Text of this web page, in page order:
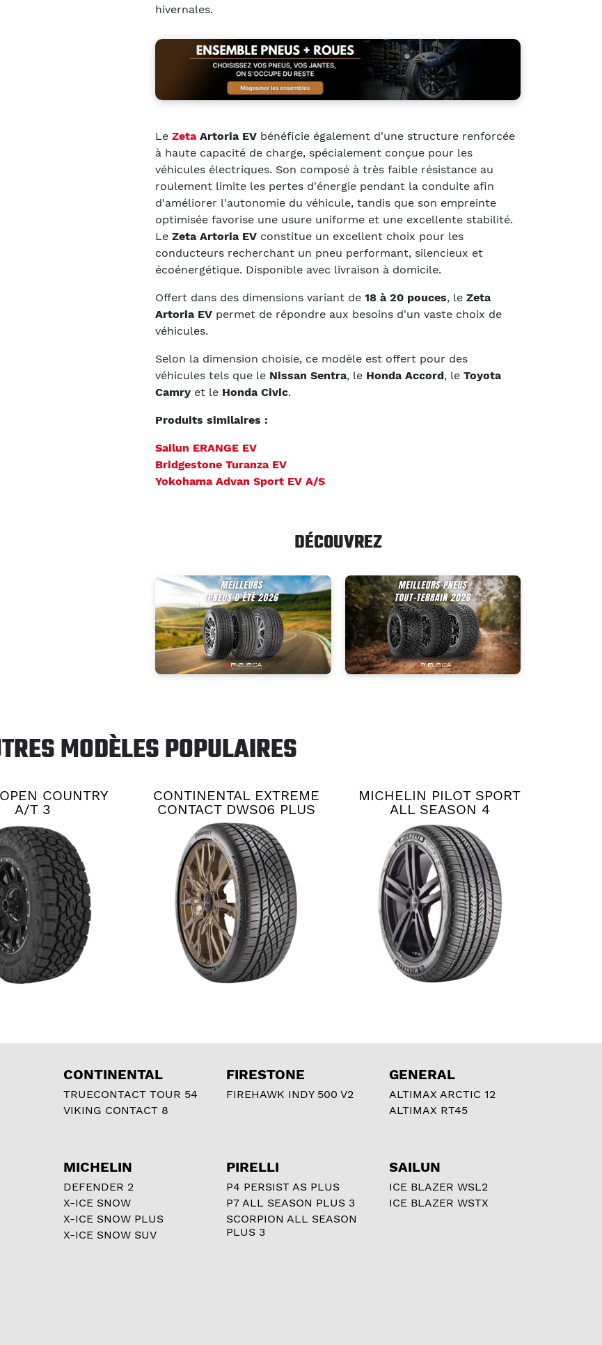
hivernales.
Le ZetaArtoria EV bénéficie également d'une structure renforcée
à haute capacité de charge, spécialement conçue pour les
véhicules électriques. Son composé à très faible résistance au
roulement limite les pertes d'énergie pendant la conduite afin
d'améliorer l'autonomie du véhicule, tandis que son empreinte
optimisée favorise une usure uniforme et une excellente stabilité.
Le Zeta Artoria EV constitue un excellent choix pour les
conducteurs recherchant un pneu performant, silencieux et
écoénergétique. Disponible avec livraison à domicile.
Offert dans des dimensions variant de 18 à 20 pouces, le Zeta
Artoria EV permet de répondre aux besoins d'un vaste choix de
véhicules.
Selon la dimension choisie, ce modèle est offert pour des
véhicules tels que le Nissan Sentra, le Honda Accord, le Toyota
Camry et le Honda Civic.
Produits similaires :
Sailun ERANGE EV
Bridgestone Turanza EV
Yokohama Advan Sport EV A/S
DÉCOUVREZ
MODÈLES POPULAIRES
COUNTRY
A/T 3
CONTINENTAL EXTREME
CONTACT DWS06 PLUS
MICHELIN PILOT SPORT
ALL SEASON 4
CONTINENTAL
TRUECONTACT TOUR 54
VIKING CONTACT 8
FIRESTONE
FIREHAWK INDY 500 V2
GENERAL
ALTIMAX ARCTIC 12
ALTIMAX RT45
MICHELIN
DEFENDER 2
X-ICE SNOW
X-ICE SNOW PLUS
X-ICE SNOW SUV
PIRELLI
P4 PERSIST AS PLUS
P7 ALL SEASON PLUS 3
SCORPION ALL SEASON
PLUS 3
SAILUN
ICE BLAZER WSL2
ICE BLAZER WSTX